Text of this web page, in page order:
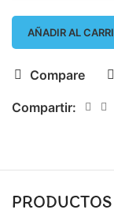
AÑADIR AL
Compare
Compartir: